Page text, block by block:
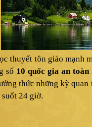
thuyết tôn giáo mạnh
số 10 quốc gia an
thức những kỳ
24 giờ.